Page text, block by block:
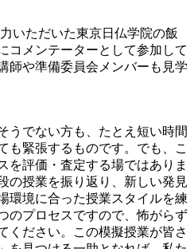
いただいた東京日仏学院の飯
コメンテーターとして参加して
師や準備委員会メンバーも見学
でない方も、たとえ短い時間
も緊張するものです。でも、こ
を評価・査定する場ではありま
の授業を振り返り、新しい発見
環境に合った授業スタイルを練
のプロセスですので、怖がらず
ください。この模擬授業が皆さ